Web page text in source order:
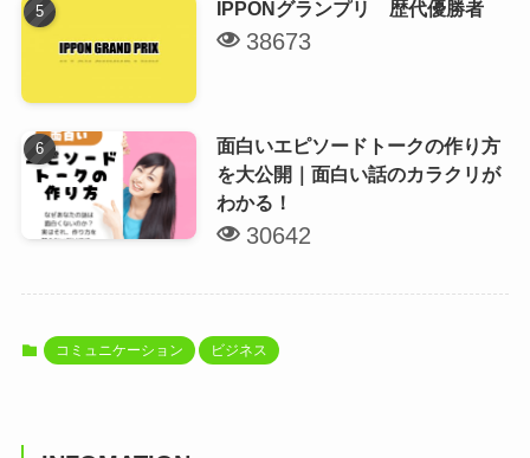
IPPONグランプリ 歴代優勝者
38673
面白いエピソードトークの作り方
を大公開｜面白い話のカラクリが
わかる！
30642
コミュニケーション ビジネス